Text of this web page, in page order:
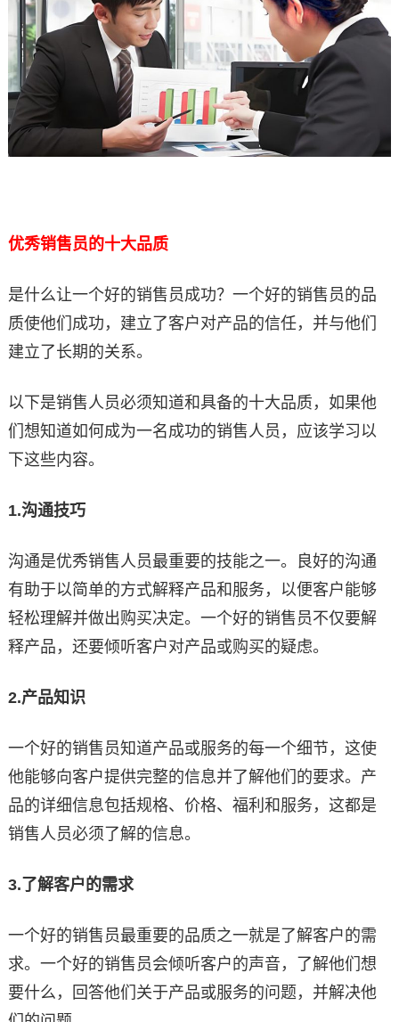
优秀销售员的十大品质
是什么让一个好的销售员成功？一个好的销售员的品
质使他们成功，建立了客户对产品的信任，并与他们
建立了长期的关系。
以下是销售人员必须知道和具备的十大品质，如果他
们想知道如何成为一名成功的销售人员，应该学习以
下这些内容。
1.沟通技巧
沟通是优秀销售人员最重要的技能之一。良好的沟通
有助于以简单的方式解释产品和服务，以便客户能够
轻松理解并做出购买决定。一个好的销售员不仅要解
释产品，还要倾听客户对产品或购买的疑虑。
2.产品知识
一个好的销售员知道产品或服务的每一个细节，这使
他能够向客户提供完整的信息并了解他们的要求。产
品的详细信息包括规格、价格、福利和服务，这都是
销售人员必须了解的信息。
3. 了解客户的需求
一个好的销售员最重要的品质之一就是了解客户的需
求。一个好的销售员会倾听客户的声音，了解他们想
要什么，回答他们关于产品或服务的问题，并解决他